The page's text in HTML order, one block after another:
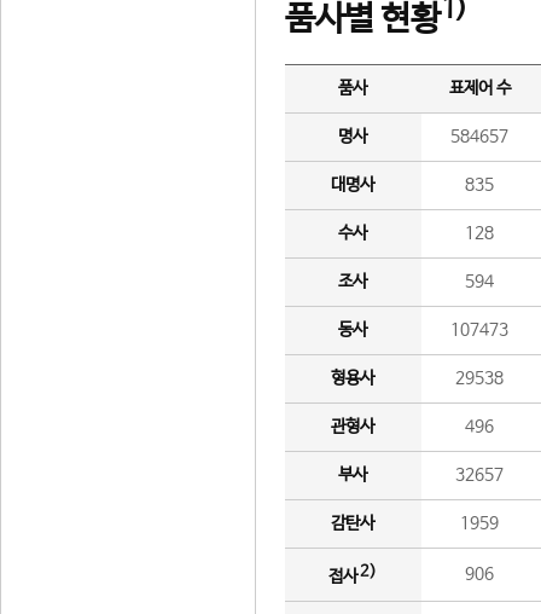
품사별 현황1)
품사 표제어 수
명사 584657
대명사 835
수사 128
조사 594
동사 107473
형용사 29538
관형사 496
부사 32657
감탄사 1959
접사2) 906